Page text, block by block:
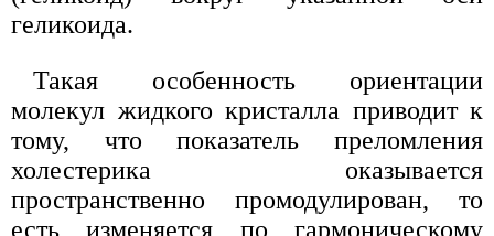
геликоида.
Такая особенность ориентации
молекул жидкого кристалла приводит к
тому, что показатель преломления
холестерика оказывается
пространственно промодулирован, то
есть изменяется по гармоническому